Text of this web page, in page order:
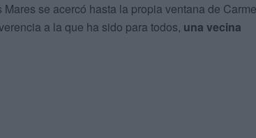
Mares se acercó hasta la propia ventana de
a la que ha sido para todos, una vecina